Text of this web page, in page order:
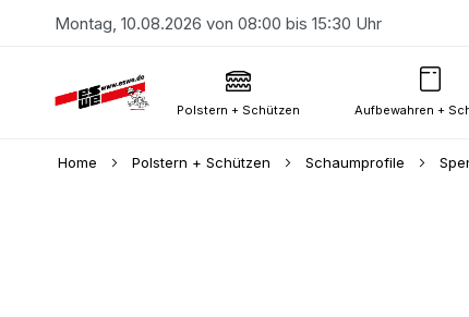
Montag, 10.08.2026 von 08:00 bis 15:30 Uhr
Polstern + Schützen Aufbewahren +
Home Polstern + Schützen Schaumprofile